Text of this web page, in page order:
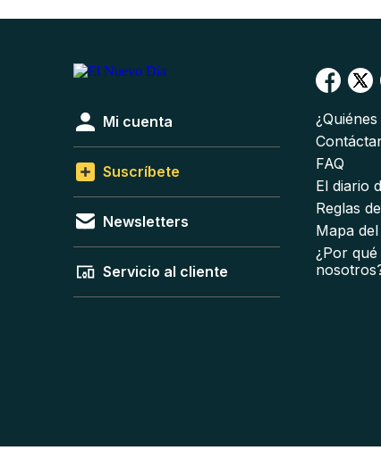
Mi cuenta
Suscríbete
Newsletters
Servicio al cliente
FAQ
El diario
Reglas
Mapa del
¿Por